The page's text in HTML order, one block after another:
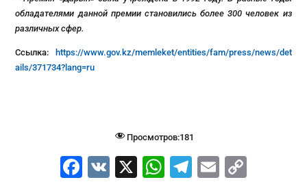
обладателями данной премии становились более 300 человек из
различных сфер.
Ссылка:
https://www.gov.kz/memleket/entities/fam/press/news/det
ails/371734?lang=ru
Просмотров:181
F
V
X
W
T
E